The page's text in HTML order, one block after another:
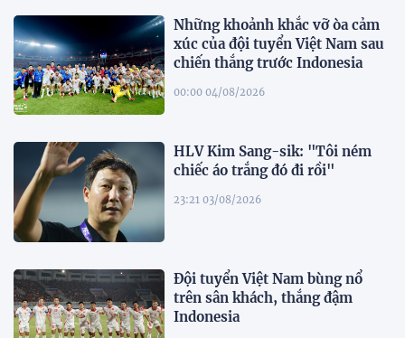
Những khoảnh khắc vỡ òa cảm
xúc của đội tuyển Việt Nam sau
chiến thắng trước Indonesia
00:00 04/08/2026
HLV Kim Sang-sik: "Tôi ném
chiếc áo trắng đó đi rồi"
23:21 03/08/2026
Đội tuyển Việt Nam bùng nổ
trên sân khách, thắng đậm
Indonesia